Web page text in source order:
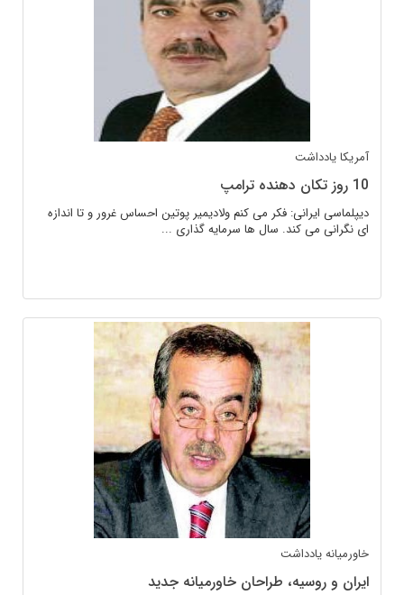
آمریکایادداشت
10 روز تکان دهنده ترامپ
دیپلماسی ایرانی: فکر می کنم ولادیمیر پوتین احساس غرور و تا اندازه
ای نگرانی می کند. سال ها سرمایه گذاری ...
خاورمیانهیادداشت
ایران و روسیه، طراحان خاورمیانه جدید